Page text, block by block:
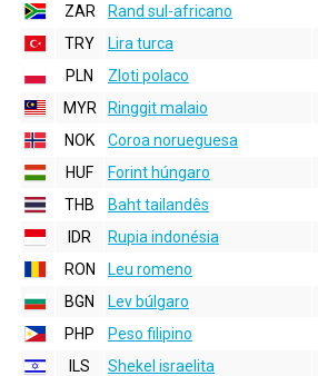
ZAR
Rand sul-africano
TRY
Lira turca
PLN
Zloti polaco
MYR
Ringgit malaio
NOK
Coroa norueguesa
HUF
Forint húngaro
THB
Baht tailandês
IDR
Rupia indonésia
RON
Leu romeno
BGN
Lev búlgaro
PHP
Peso filipino
ILS
Shekel israelita